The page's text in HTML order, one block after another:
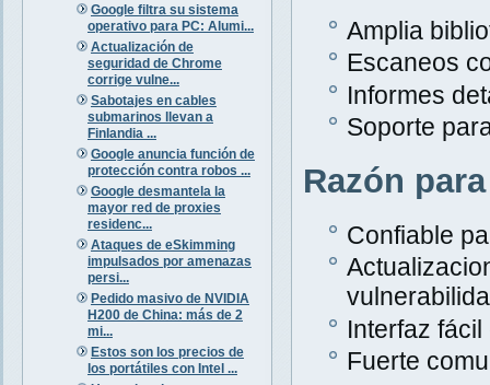
Google filtra su sistema
operativo para PC: Alumi...
Actualización de
seguridad de Chrome
corrige vulne...
Sabotajes en cables
submarinos llevan a
Finlandia ...
Google anuncia función de
protección contra robos ...
Google desmantela la
mayor red de proxies
residenc...
Ataques de eSkimming
impulsados por amenazas
persi...
Pedido masivo de NVIDIA
H200 de China: más de 2
mi...
Estos son los precios de
los portátiles con Intel ...
Amplia
Escaneos
Informes
Soporte
Razón
Confiable
Interfaz
Fuerte